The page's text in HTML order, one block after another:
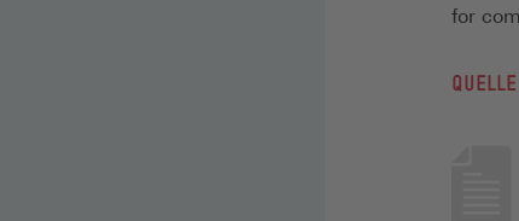
for
QUELLE